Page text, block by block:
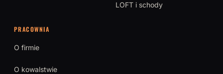
LOFT i schody
PRACOWNIA
O firmie
O kowalstwie